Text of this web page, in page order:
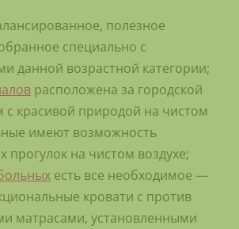
полезное
специально с
данной возрастной категории;
расположена за городской
с красивой природой на чистом
имеют возможность
прогулок на чистом воздухе;
есть все необходимое —
кровати с против
матрасами, установленными